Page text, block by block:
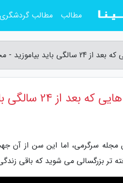
بیاموزید - مجله سرگرمی
از 24 سالگی باید بیاموزید
مجله سرگرمی، اما این سن از آن
تر بزرگسالی می شوید که باقی
مطالب مطالب گردشگری